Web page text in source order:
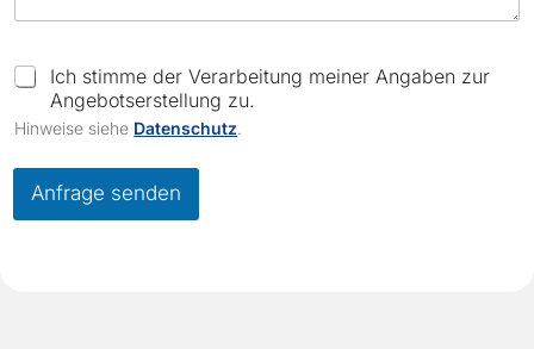
C
h
e
c
k
Ich stimme der Verarbeitung meiner Angaben zur
Angebotserstellung zu.
Hinweise siehe Datenschutz
Anfrage senden